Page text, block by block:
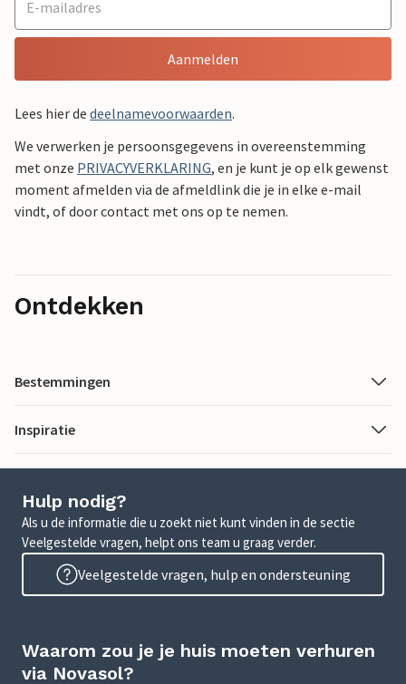
Aanmelden
Lees hier de deelnamevoorwaarden.
We verwerken je persoonsgegevens in overeenstemming
met onze PRIVACYVERKLARING, en je kunt je op elk gewenst
moment afmelden via de afmeldlink die je in elke e-mail
vindt, of door contact met ons op te nemen.
Ontdekken
Bestemmingen
Inspiratie
Hulp nodig?
Als u de informatie die u zoekt niet kunt vinden in de sectie
Veelgestelde vragen, helpt ons team u graag verder.
Veelgestelde vragen, hulp en ondersteuning
Waarom zou je je huis moeten verhuren
via Novasol?